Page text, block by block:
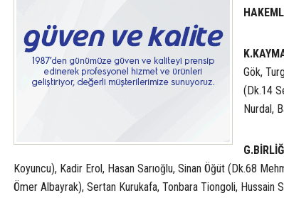
Gök,
(Dk.14
Nurdal,
Koyuncu), Kadir Erol, Hasan Sarıoğlu, Sinan Öğüt (Dk.68
Ömer Albayrak), Sertan Kurukafa, Tonbara Tiongoli, Hussain